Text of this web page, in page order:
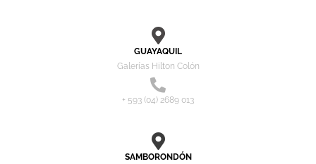
GUAYAQUIL
Galerías Hilton Colón
+ 593 (04) 2689 013
SAMBORONDÓN